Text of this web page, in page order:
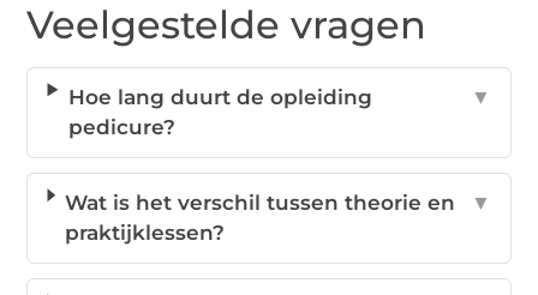
Veelgestelde vragen
Hoe lang duurt de opleiding
pedicure?
▼
Wat is het verschil tussen theorie en
praktijklessen?
▼